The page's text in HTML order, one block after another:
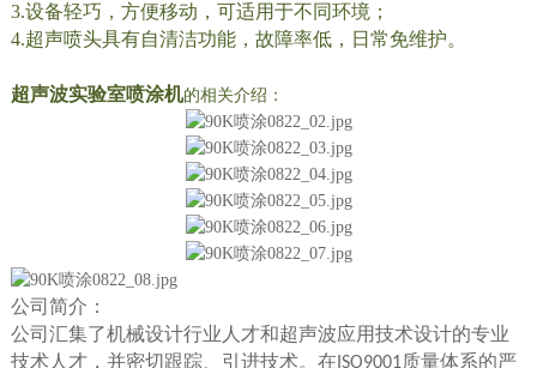
3.设备轻巧，方便移动，可适用于不同环境；
4.超声喷头具有自清洁功能，故障率低，日常免维护。
超声波实验室喷涂机的相关介绍：
公司简介：
公司汇集了机械设计行业人才和超声波应用技术设计的专业
技术人才，并密切跟踪、引进技术。在 ISO9001质量体系的严